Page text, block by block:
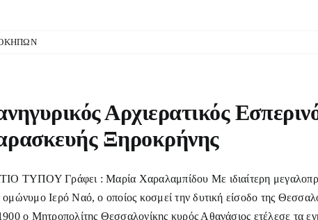
Αρχιερατικός
Ξηροκρήνης
ΤΥΠΟΥ Γράφει : Μαρία Χαραλαμπίδου Με ιδιαίτερη
ομώνυμο Ιερό Ναό, ο οποίος κοσμεί την δυτική είσοδο της
ο Μητροπολίτης Θεσσαλονίκης κυρός Αθανάσιος ετέλεσε τα